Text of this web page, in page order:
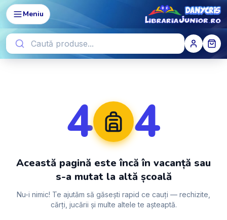
Meniu
4 4
Această pagină este încă în vacanță sau
s-a mutat la altă școală
Nu-i nimic! Te ajutăm să găsești rapid ce cauți — rechizite,
cărți, jucării și multe altele te așteaptă.